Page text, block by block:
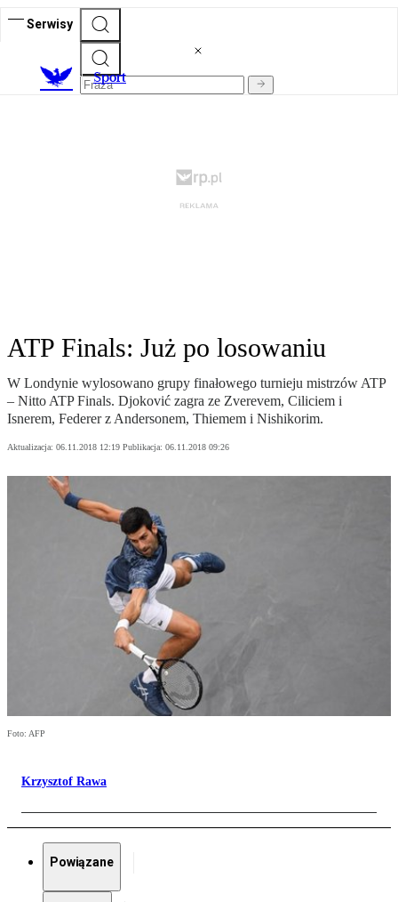
Serwisy
Sport
ATP Finals: Już po losowaniu
W Londynie wylosowano grupy finałowego turnieju mistrzów ATP
– Nitto ATP Finals. Djoković zagra ze Zverevem, Ciliciem i
Isnerem, Federer z Andersonem, Thiemem i Nishikorim.
Aktualizacja: 06.11.2018 12:19 Publikacja: 06.11.2018 09:26
Foto: AFP
Krzysztof Rawa
Powiązane